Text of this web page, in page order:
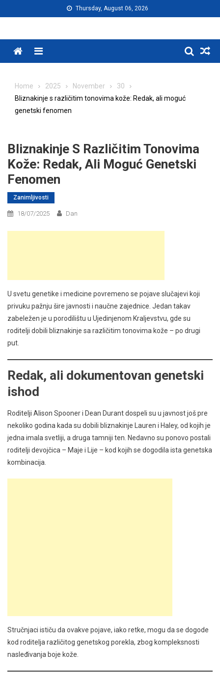
to
Thursday, August 06, 2026
Menu
Home 2025 November
30
Bliznakinje s različitim tonovima kože: Redak, ali moguć
genetski fenomen
Bliznakinje S Različitim Tonovima
Kože: Redak, Ali Moguć Genetski
Fenomen
Zanimljivosti
18/07/2025 Dan
U svetu genetike i medicine povremeno se pojave slučajevi koji
privuku pažnju šire javnosti i naučne zajednice. Jedan takav
zabeležen je u porodilištu u Ujedinjenom Kraljevstvu, gde su
roditelji dobili bliznakinje sa različitim tonovima kože – po drugi
put.
Redak, ali dokumentovan genetski
ishod
Roditelji Alison Spooner i Dean Durant dospeli su u javnost još pre
nekoliko godina kada su dobili bliznakinje Lauren i Haley, od kojih je
jedna imala svetliji, a druga tamniji ten. Nedavno su ponovo postali
roditelji devojčica – Maje i Lije – kod kojih se dogodila ista genetska
kombinacija.
Stručnjaci ističu da ovakve pojave, iako retke, mogu da se dogode
kod roditelja različitog genetskog porekla, zbog kompleksnosti
nasleđivanja boje kože.